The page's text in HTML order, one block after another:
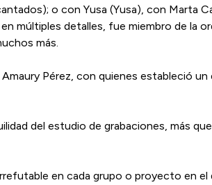
o con Yusa (Yusa), con Marta
múltiples detalles, fue miembro de la
más.
Pérez, con quie­nes estableció
del estudio de grabaciones, más
en cada grupo o proyecto en el